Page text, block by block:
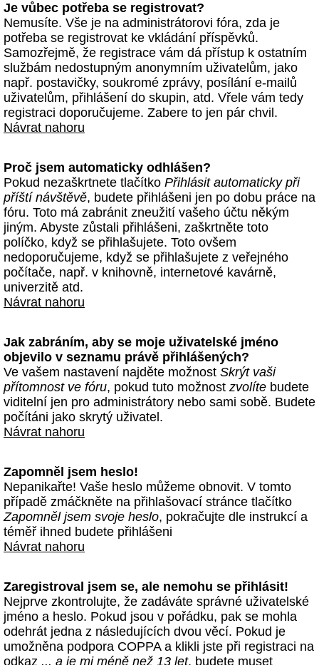
Je vůbec potřeba se registrovat?
Nemusíte. Vše je na administrátorovi fóra, zda je
potřeba se registrovat ke vkládání příspěvků.
Samozřejmě, že registrace vám dá přístup k ostatním
službám nedostupným anonymním uživatelům, jako
např. postavičky, soukromé zprávy, posílání e-mailů
uživatelům, přihlášení do skupin, atd. Vřele vám tedy
registraci doporučujeme. Zabere to jen pár chvil.
Návrat nahoru
Proč jsem automaticky odhlášen?
Pokud nezaškrtnete tlačítko Přihlásit automaticky při
příští návštěvě, budete přihlášeni jen po dobu práce na
fóru. Toto má zabránit zneužití vašeho účtu někým
jiným. Abyste zůstali přihlášeni, zaškrtněte toto
políčko, když se přihlašujete. Toto ovšem
nedoporučujeme, když se přihlašujete z veřejného
počítače, např. v knihovně, internetové kavárně,
univerzitě atd.
Návrat nahoru
Jak zabráním, aby se moje uživatelské jméno
objevilo v seznamu právě přihlášených?
Ve vašem nastavení najděte možnost Skrýt vaši
přítomnost ve fóru, pokud tuto možnost zvolíte budete
viditelní jen pro administrátory nebo sami sobě. Budete
počítáni jako skrytý uživatel.
Návrat nahoru
Zapomněl jsem heslo!
Nepanikařte! Vaše heslo můžeme obnovit. V tomto
případě zmáčkněte na přihlašovací stránce tlačítko
Zapomněl jsem svoje heslo, pokračujte dle instrukcí a
téměř ihned budete přihlášeni
Návrat nahoru
Zaregistroval jsem se, ale nemohu se přihlásit!
Nejprve zkontrolujte, že zadáváte správné uživatelské
jméno a heslo. Pokud jsou v pořádku, pak se mohla
odehrát jedna z následujících dvou věcí. Pokud je
umožněna podpora COPPA a klikli jste při registraci na
odkaz ... a je mi méně než 13 let, budete muset